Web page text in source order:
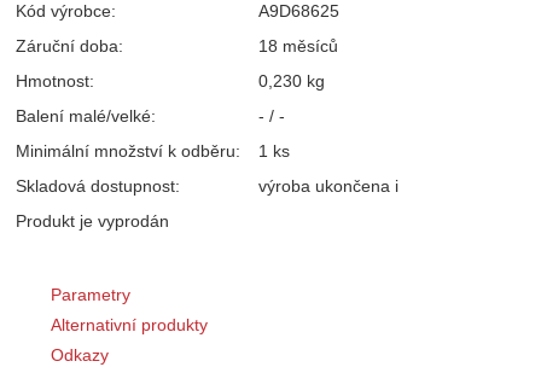
Kód výrobce:
A9D68625
Záruční doba:
18 měsíců
Hmotnost:
0,230 kg
Balení malé/velké:
- / -
Minimální množství k odběru:
1 ks
Skladová dostupnost:
výroba ukončena i
Produkt je vyprodán
Parametry
Alternativní produkty
Odkazy